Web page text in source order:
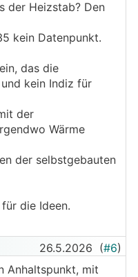
der Heizstab? Den
kein Datenpunkt.
das die
kein Indiz für
der
Wärme
der selbstgebauten
die Ideen.
26.5.2026 (#6)
Anhaltspunkt, mit